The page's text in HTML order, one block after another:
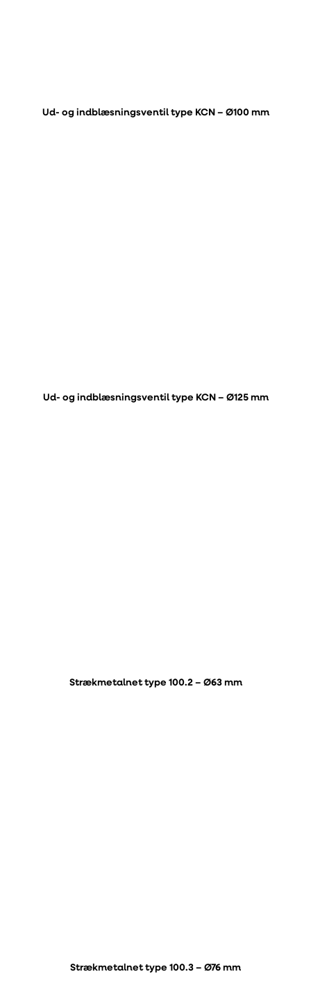
Ud- og indblæsningsventil type KCN – Ø100 mm
Ud- og indblæsningsventil type KCN – Ø125 mm
Strækmetalnet type 100.2 – Ø63 mm
Strækmetalnet type 100.3 – Ø76 mm